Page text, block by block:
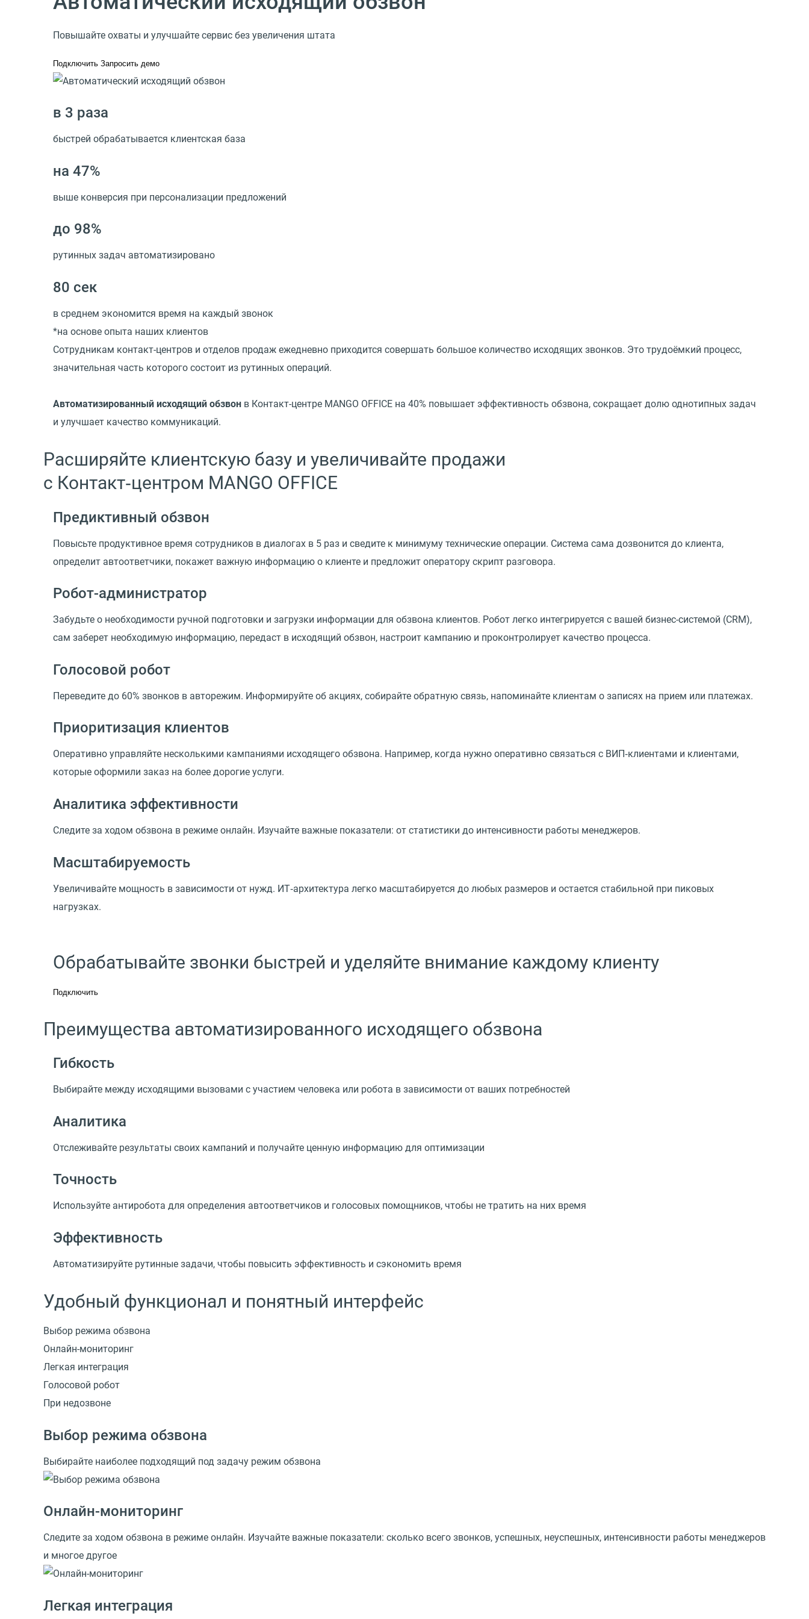
Повышайте охваты и улучшайте сервис без увеличения штата
Подключить Запросить демо
в 3 раза
быстрей обрабатывается клиентская база
на 47%
выше конверсия при персонализации предложений
до 98%
рутинных задач автоматизировано
80 сек
в среднем экономится время на каждый звонок
*на основе опыта наших клиентов
Сотрудникам контакт-центров и отделов продаж ежедневно приходится совершать большое количество исходящих звонков. Это трудоёмкий процесс,
значительная часть которого состоит из рутинных операций.
Автоматизированный исходящий обзвон в Контакт-центре MANGO OFFICE на 40% повышает эффективность обзвона, сокращает долю однотипных задач
и улучшает качество коммуникаций.
Расширяйте клиентскую базу и увеличивайте продажи
с Контакт‑центром MANGO OFFICE
Предиктивный обзвон
Повысьте продуктивное время сотрудников в диалогах в 5 раз и сведите к минимуму технические операции. Система сама дозвонится до клиента,
определит автоответчики, покажет важную информацию о клиенте и предложит оператору скрипт разговора.
Робот-администратор
Забудьте о необходимости ручной подготовки и загрузки информации для обзвона клиентов. Робот легко интегрируется с вашей бизнес-системой (CRM),
сам заберет необходимую информацию, передаст в исходящий обзвон, настроит кампанию и проконтролирует качество процесса.
Голосовой робот
Переведите до 60% звонков в авторежим. Информируйте об акциях, собирайте обратную связь, напоминайте клиентам о записях на прием или платежах.
Приоритизация клиентов
Оперативно управляйте несколькими кампаниями исходящего обзвона. Например, когда нужно оперативно связаться с ВИП‑клиентами и клиентами,
которые оформили заказ на более дорогие услуги.
Аналитика эффективности
Следите за ходом обзвона в режиме онлайн. Изучайте важные показатели: от статистики до интенсивности работы менеджеров.
Масштабируемость
Увеличивайте мощность в зависимости от нужд. ИТ‑архитектура легко масштабируется до любых размеров и остается стабильной при пиковых
нагрузках.
Обрабатывайте звонки быстрей и уделяйте внимание каждому клиенту
Подключить
Преимущества автоматизированного исходящего обзвона
Гибкость
Выбирайте между исходящими вызовами с участием человека или робота в зависимости от ваших потребностей
Аналитика
Отслеживайте результаты своих кампаний и получайте ценную информацию для оптимизации
Точность
Используйте антиробота для определения автоответчиков и голосовых помощников, чтобы не тратить на них время
Эффективность
Автоматизируйте рутинные задачи, чтобы повысить эффективность и сэкономить время
Удобный функционал и понятный интерфейс
Выбор режима обзвона
Онлайн-мониторинг
Легкая интеграция
Голосовой робот
При недозвоне
Выбор режима обзвона
Выбирайте наиболее подходящий под задачу режим обзвона
Онлайн-мониторинг
Следите за ходом обзвона в режиме онлайн. Изучайте важные показатели: сколько всего звонков, успешных, неуспешных, интенсивности работы менеджеров
и многое другое
Легкая интеграция